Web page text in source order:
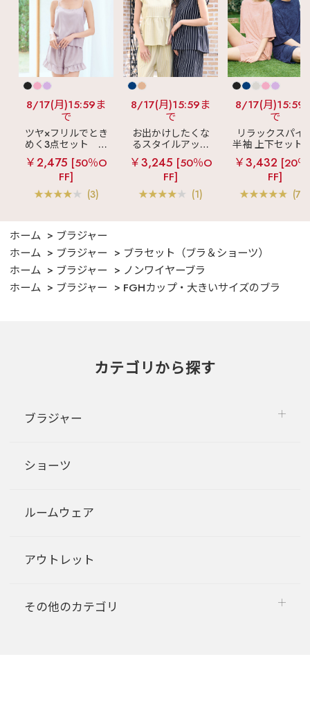
8/17(月)15:59ま
で
ツヤ×フリルでとき
めく3点セット
シ
ルキー ショートパ
ンツ 3点セット
￥2,475 [50％O
FF]
(3)
8/17(月)15:59ま
で
お出かけしたくな
るスタイルアップ
見え
ストライプ
フリル ロングパン
ツ 綿混 上下セット
￥3,245 [50％O
FF]
(1)
8/17(月)15:59
で
リラックスパイ
半袖 上下セット
女兼用サイズ)
￥3,432 [20
FF]
ホーム
ブラジャー
ホーム
ブラジャー
ブラセット（ブラ＆ショーツ）
ホーム
ブラジャー
ノンワイヤーブラ
ホーム
ブラジャー FGHカップ・大きいサイズのブラ
カテゴリから探す
ブラジャー
ショーツ
ルームウェア
アウトレット
その他のカテゴリ